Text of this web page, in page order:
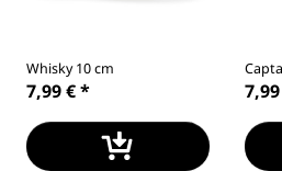
Whisky 10 cm
7,99 €*